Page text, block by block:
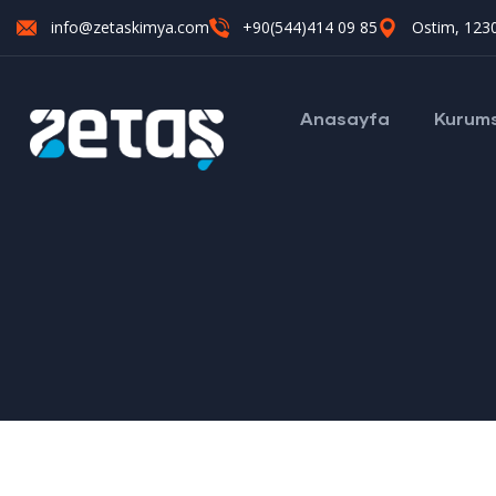
info@zetaskimya.com +90(544)414 09 85 Ostim,
Anasayfa